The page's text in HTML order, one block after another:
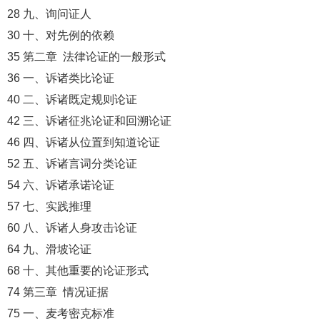
28 九、询问证人
30 十、对先例的依赖
35 第二章 法律论证的一般形式
36 一、诉诸类比论证
40 二、诉诸既定规则论证
42 三、诉诸征兆论证和回溯论证
46 四、诉诸从位置到知道论证
52 五、诉诸言词分类论证
54 六、诉诸承诺论证
57 七、实践推理
60 八、诉诸人身攻击论证
64 九、滑坡论证
68 十、其他重要的论证形式
74 第三章 情况证据
75 一、麦考密克标准